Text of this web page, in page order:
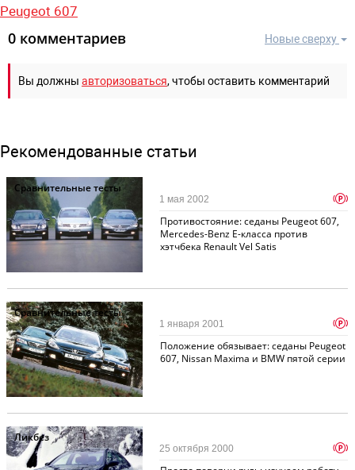
Peugeot 607
Новые сверху
0 комментариев
Вы должны авторизоваться, чтобы оставить комментарий
Рекомендованные статьи
Сравнительные тесты
Противостояние: седаны Peugeot 607,
Mercedes-Benz E-класса против
хэтчбека Renault Vel Satis
1 мая 2002 p
Сравнительные тесты
Положение обязывает: седаны Peugeot
607, Nissan Maxima и BMW пятой серии
1 января 2001 p
Ликбез
25 октября 2000 p